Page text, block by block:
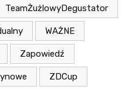
TeamŻużlowyDegustator
WAŻNE
Zapowiedź
ZDCup